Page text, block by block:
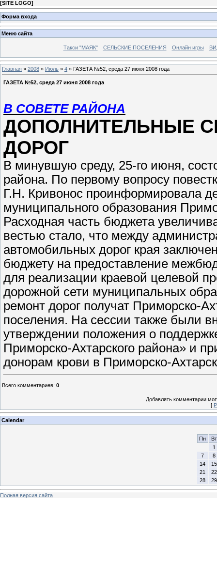
[SITE LOGO]
Форма входа
Меню сайта
Такси "МАЯК" СЕЛЬСКИЕ ПОСЕЛЕНИЯ Онлайн игры
Главная » 2008 » Июль » 4 » ГАЗЕТА №52, среда 27 июня 2008 года
ГАЗЕТА №52, среда 27 июня 2008 года
В СОВЕТЕ РАЙОНА
ДОПОЛНИТЕЛЬНЫЕ
ДОРОГ
В минувшую среду, 25-го июня,
района. По первому вопросу
Г.Н. Кривонос проинформировала
муниципального образования
Расходная часть бюджета
вестью стало, что между
автомобильных дорог края
бюджету на предоставление
для реализации краевой целевой
дорожной сети муниципальных
ремонт дорог получат Приморско-
поселения. На сессии также были
утверждении положения о
Приморско-Ахтарского района» и
донорам крови в Приморско-
Всего комментариев: 0
Добавлять комментарии
[
Calendar
Пн
Вт
1
7
8
14
15
21
22
28
29
Полная версия сайта